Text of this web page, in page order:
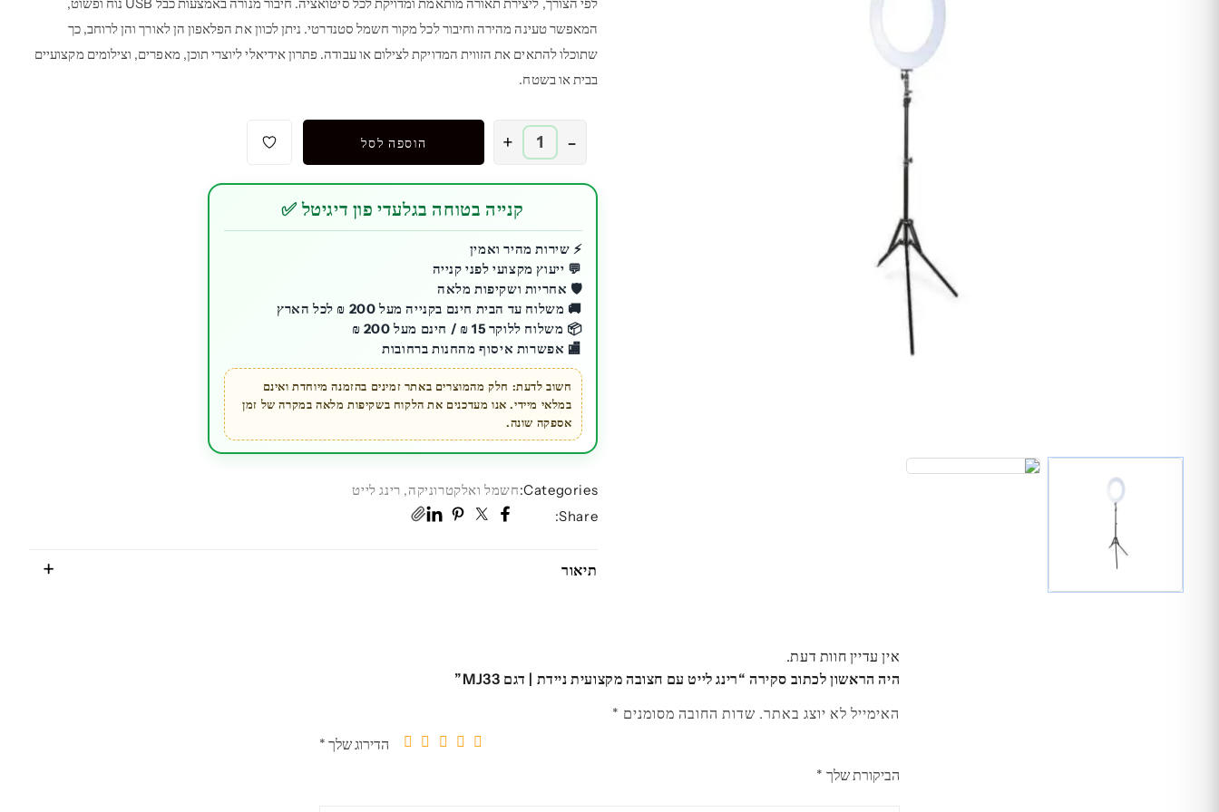
המאפשר טעינה מהירה וחיבור לכל מקור חשמל סטנדרטי. ניתן לכוון את הפלאפון הן לאורך והן לרוחב, כך
שתוכלו להתאים את הזווית המדויקת לצילום או עבודה. פתרון אידיאלי ליוצרי תוכן, מאפרים, וצילומים מקצועיים
בבית או בשטח.
- כמות
של
רינג
עם
חצובה
מקצועית
ניידת
|
דגם
+ הוספה לסל
קנייה בטוחה בגלעדי פון דיגיטל ✅
⚡ שירות מהיר ואמין
💬 ייעוץ מקצועי לפני קנייה
🛡️ אחריות ושקיפות מלאה
🚚 משלוח עד הבית חינם בקנייה מעל 200 ₪ לכל הארץ
📦 משלוח ללוקר 15 ₪ / חינם מעל 200 ₪
🏬 אפשרות איסוף מהחנות ברחובות
חשוב לדעת: חלק מהמוצרים באתר זמינים בהזמנה מיוחדת ואינם
במלאי מיידי. אנו מעדכנים את הלקוח בשקיפות מלאה במקרה של זמן
אספקה שונה.
Categories: חשמל ואלקטרוניקה, רינג לייט
Share:
תיאור
אין עדיין חוות דעת.
היה הראשון לכתוב סקירה “רינג לייט עם חצובה מקצועית ניידת | דגם MJ33”
האימייל לא יוצג באתר. שדות החובה מסומנים *
הדירוג שלך *
הביקורת שלך *